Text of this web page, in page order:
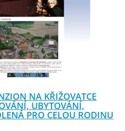
NA KŘIŽOVATCE
UBYTOVÁNÍ,
PRO CELOU RODINU